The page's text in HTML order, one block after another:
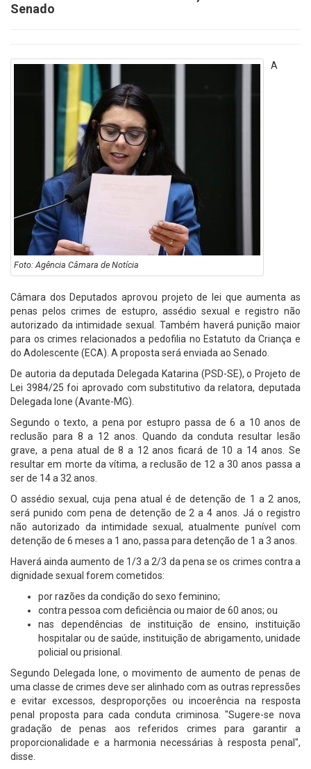
Senado
Foto: Agência Câmara de Notícia
A
Câmara dos Deputados aprovou projeto de lei que aumenta as
penas pelos crimes de estupro, assédio sexual e registro não
autorizado da intimidade sexual. Também haverá punição maior
para os crimes relacionados a pedofilia no Estatuto da Criança e
do Adolescente (ECA). A proposta será enviada ao Senado.
De autoria da deputada Delegada Katarina (PSD-SE), o Projeto de
Lei 3984/25 foi aprovado com substitutivo da relatora, deputada
Delegada Ione (Avante-MG).
Segundo o texto, a pena por estupro passa de 6 a 10 anos de
reclusão para 8 a 12 anos. Quando da conduta resultar lesão
grave, a pena atual de 8 a 12 anos ficará de 10 a 14 anos. Se
resultar em morte da vítima, a reclusão de 12 a 30 anos passa a
ser de 14 a 32 anos.
O assédio sexual, cuja pena atual é de detenção de 1 a 2 anos,
será punido com pena de detenção de 2 a 4 anos. Já o registro
não autorizado da intimidade sexual, atualmente punível com
detenção de 6 meses a 1 ano, passa para detenção de 1 a 3 anos.
Haverá ainda aumento de 1/3 a 2/3 da pena se os crimes contra a
dignidade sexual forem cometidos:
por razões da condição do sexo feminino;
contra pessoa com deficiência ou maior de 60 anos; ou
nas dependências de instituição de ensino, instituição
hospitalar ou de saúde, instituição de abrigamento, unidade
policial ou prisional.
Segundo Delegada Ione, o movimento de aumento de penas de
uma classe de crimes deve ser alinhado com as outras repressões
e evitar excessos, desproporções ou incoerência na resposta
penal proposta para cada conduta criminosa. "Sugere-se nova
gradação de penas aos referidos crimes para garantir a
proporcionalidade e a harmonia necessárias à resposta penal",
disse.